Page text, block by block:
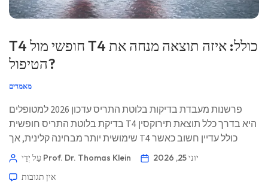
T4 חופשי מול T4 כולל: איזה תוצאה מנחה את
הטיפול?
מאמרים
פרשנות מעבדת בדיקות בלוטת התריס עדכון 2026 למטופלים
בדיקת בלוטת התריס חופשית T4 היא בדרך כלל תוצאת תירוקסין
שימושית יותר מבחינה קלינית, אך T4 כולל עדיין חשוב כאשר
חלבוני הקישור משתנים. חוסר ההסכמה הוא לעיתים קרובות לא
עַל יְדֵי Prof. Dr. Thomas Klein
יוני 25, 2026
אין תגובות